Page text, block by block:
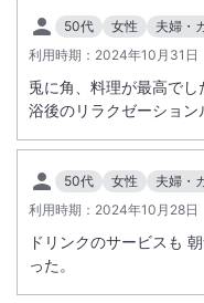
50代 女性
夫婦・
利用時期： 2024年10月31日
兎に角、料理が最高で
浴後のリラクゼーション
50代 女性
夫婦・
利用時期： 2024年10月28日
ドリンクのサービスも
った。